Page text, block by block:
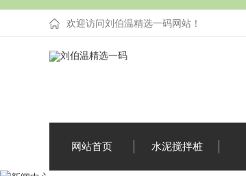
欢迎访问刘伯温精选一码网站！
网站首页 水泥搅拌桩